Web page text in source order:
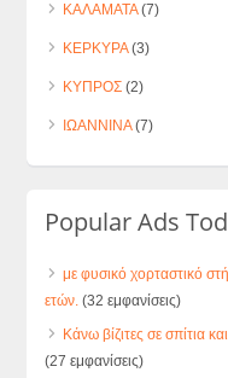
ΚΑΛΑΜΑΤΑ(7)
ΚΕΡΚΥΡΑ(3)
ΚΥΠΡΟΣ (2)
ΙΩΑΝΝΙΝΑ(7)
Popular Ads
με φυσικό χορταστικό
ετών. (32 εμφανίσεις)
Κάνω βίζιτες σε σπίτια
(27 εμφανίσεις)